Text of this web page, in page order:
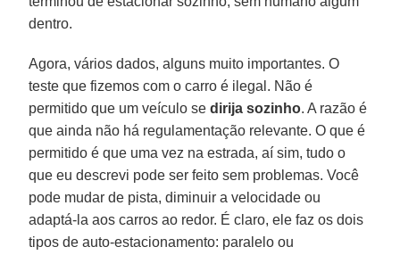
dentro.
Agora, vários dados, alguns muito importantes. O
teste que fizemos com o carro é ilegal. Não é
permitido que um veículo sedirija sozinho. A razão é
que ainda não há regulamentação relevante. O que é
permitido é que uma vez na estrada, aí sim, tudo o
que eu descrevi pode ser feito sem problemas. Você
pode mudar de pista, diminuir a velocidade ou
adaptá-la aos carros ao redor. É claro, ele faz os dois
tipos de auto-estacionamento: paralelo ou